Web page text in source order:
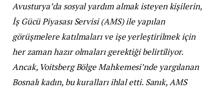
Avusturya’da sosyal yardım almak isteyen kişilerin,
İş Gücü Piyasası Servisi (AMS) ile yapılan
görüşmelere katılmaları ve işe yerleştirilmek için
her zaman hazır olmaları gerektiği belirtiliyor.
Ancak, Voitsberg Bölge Mahkemesi’nde yargılanan
Bosnalı kadın, bu kuralları ihlal etti. Sanık, AMS